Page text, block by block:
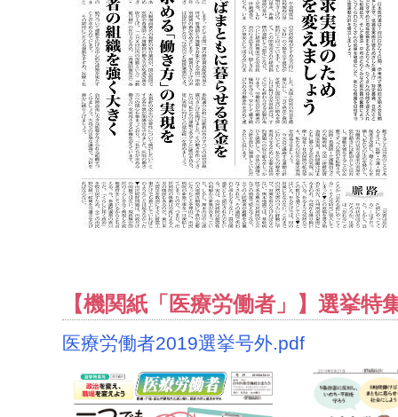
【機関紙「医療労働者」】選挙特
医療労働者2019選挙号外.pdf